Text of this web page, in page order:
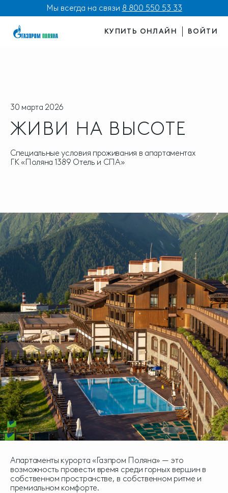
Мы всегда на связи 8 800 550 53 33
КУПИТЬ ОНЛАЙН ВОЙТИ
30 марта 2026
ЖИВИ НА ВЫСОТЕ
Специальные условия проживания в апартаментах
ГК «Поляна 1389 Отель и СПА»
Апартаменты курорта «Газпром Поляна» — это
возможность провести время среди горных вершин в
собственном пространстве, в собственном ритме и
премиальном комфорте.